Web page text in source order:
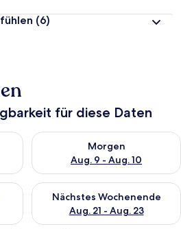
(6)
für diese Daten
für heute Nacht, Aug. 8 - Aug. 9.
Morgen
Aug. 9 - Aug. 10
Überprüfe die Verfügbarkeit
für dieses Wochenende, Aug. 14
Nächstes Wochenende
Aug. 21 - Aug. 23
Überprüfe die Verfügbarkeit